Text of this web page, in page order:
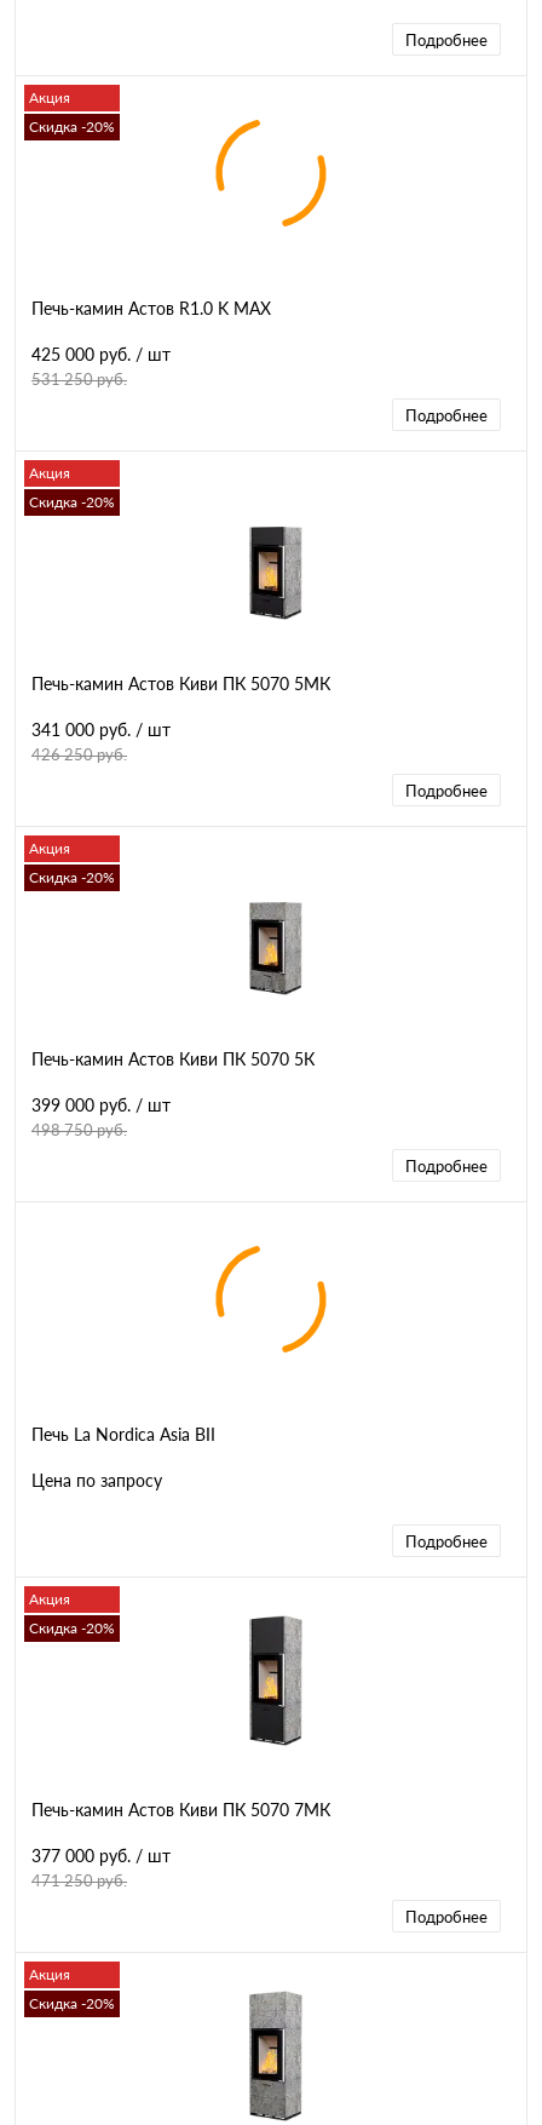
Подробнее
Акция
Скидка -20%
Печь-камин Астов R1.0 K MAX
425 000 руб. / шт
531 250 руб.
Подробнее
Акция
Скидка -20%
Печь-камин Астов Киви ПК 5070 5МК
341 000 руб. / шт
426 250 руб.
Подробнее
Акция
Скидка -20%
Печь-камин Астов Киви ПК 5070 5К
399 000 руб. / шт
498 750 руб.
Подробнее
Печь La Nordica Asia BII
Цена по запросу
Подробнее
Акция
Скидка -20%
Печь-камин Астов Киви ПК 5070 7МК
377 000 руб. / шт
471 250 руб.
Подробнее
Акция
Скидка -20%